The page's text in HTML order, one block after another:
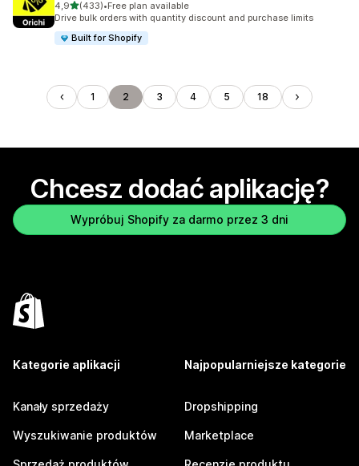
4,9na 5 gwiazdek
(433)
Łączna liczba recenzji: 433
•Free plan available
Drive bulk orders with quantity discount and purchase limits
Built for Shopify
1 2 3 4 5 18
Chcesz dodać aplikację?
Wypróbuj Shopify za darmo przez 3 dni
Kategorie aplikacji
Kanały sprzedaży
Wyszukiwanie produktów
Najpopularniejsze kategorie
Dropshipping
Marketplace